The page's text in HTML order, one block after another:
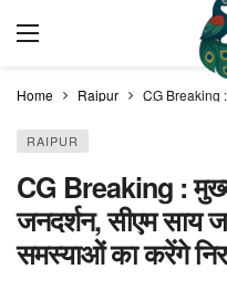
Home Raipur CG Breaking :
RAIPUR
CG Breaking :
जनदर्शन, सीएम साय
समस्याओं का करेंगे